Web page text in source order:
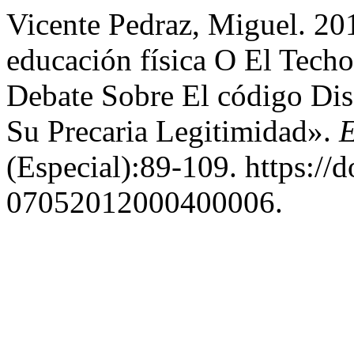
Vicente Pedraz, Miguel.
educación física O El
Debate Sobre El código
Su Precaria Legitimidad».
(Especial):89-109. https://
07052012000400006.